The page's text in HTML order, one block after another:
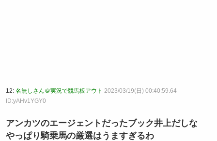
12: 名無しさん＠実況で競馬板アウト 2023/03/19(日) 00:40:59.64
ID:yAHv1YGY0
アンカツのエージェントだったブック井上だしな
やっぱり騎乗馬の厳選はうますぎるわ